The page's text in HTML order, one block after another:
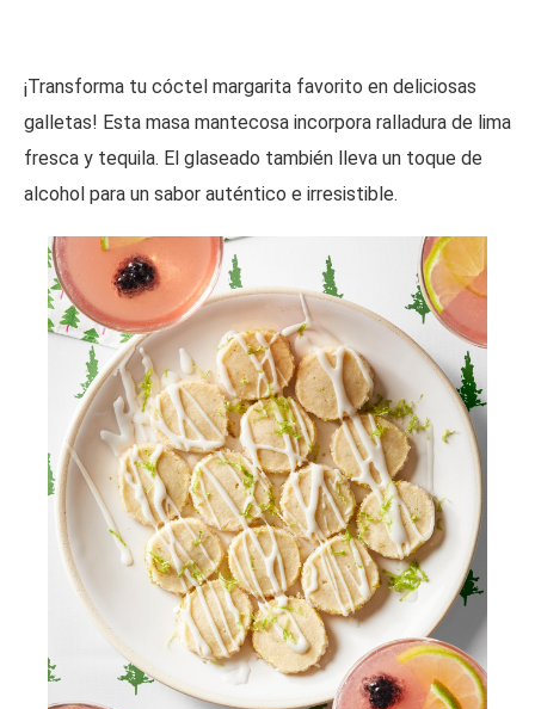
¡Transforma tu cóctel margarita favorito en deliciosas
galletas! Esta masa mantecosa incorpora ralladura de lima
fresca y tequila. El glaseado también lleva un toque de
alcohol para un sabor auténtico e irresistible.